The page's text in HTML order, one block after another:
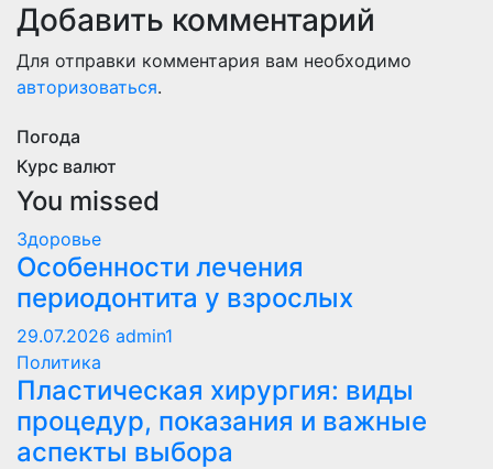
Добавить комментарий
Для отправки комментария вам необходимо
авторизоваться.
Погода
Курс валют
You missed
Здоровье
Особенности лечения
периодонтита у взрослых
29.07.2026 admin1
Политика
Пластическая хирургия: виды
процедур, показания и важные
аспекты выбора